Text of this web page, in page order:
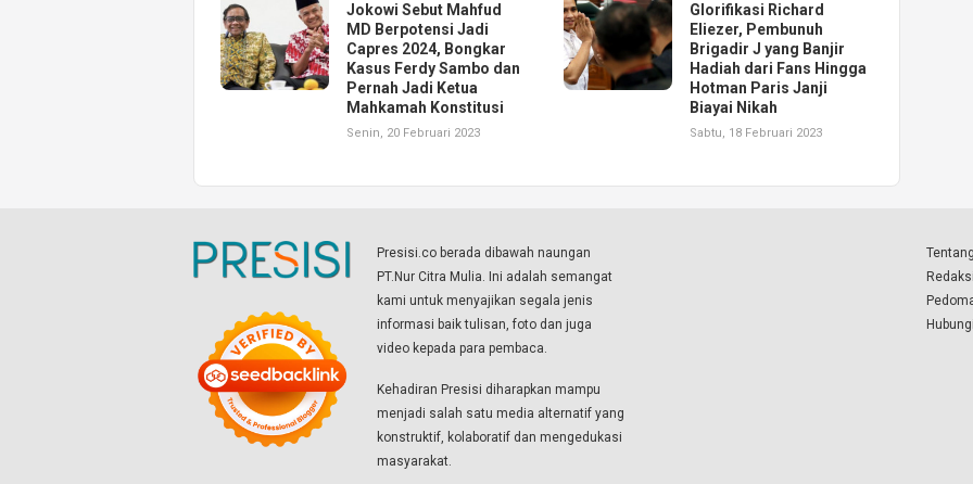
Jokowi Sebut Mahfud
MD Berpotensi Jadi
Capres 2024, Bongkar
Kasus Ferdy Sambo dan
Pernah Jadi Ketua
Mahkamah Konstitusi
Senin, 20 Februari 2023
Glorifikasi Richard
Eliezer, Pembunuh
Brigadir J yang Banjir
Hadiah dari Fans Hingga
Hotman Paris Janji
Biayai Nikah
Sabtu, 18 Februari 2023
Presisi.co berada dibawah naungan
PT.Nur Citra Mulia. Ini adalah semangat
kami untuk menyajikan segala jenis
informasi baik tulisan, foto dan juga
video kepada para pembaca.
Kehadiran Presisi diharapkan mampu
menjadi salah satu media alternatif yang
konstruktif, kolaboratif dan mengedukasi
masyarakat.
Redaksi